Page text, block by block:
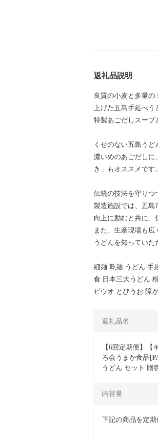
返礼品説明
良質の小麦と多量
上げた五島手延べう
特製あごだしスープ
くせのない五島うど
濃いめのあごだしに
き」もオススメです。
伝統の技法を守りつ
製造施設では、五島
向上に励むと共に、
また、生産現場も
うどんを知っていた
細麺 乾麺 うどん 手
食 日本三大うどん
ビウオ とびうお 障
返礼品名
【6回定期便】
ろ会うまか食品
うどん セット 贈
内容量
下記の商品を定